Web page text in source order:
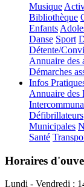
Musique
Bibliothèque
Enfants
Danse Sport
Détente/
Annuaire des
Démarches
Infos
Annuaire des
Défibrillateurs
Municipales
Santé
Horaires
Lundi - Vendredi :